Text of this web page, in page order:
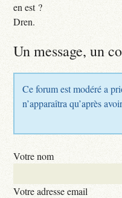
en est ?
Dren.
Un message, un
Ce forum est modéré a
n’apparaîtra qu’après
Votre nom
Votre adresse email